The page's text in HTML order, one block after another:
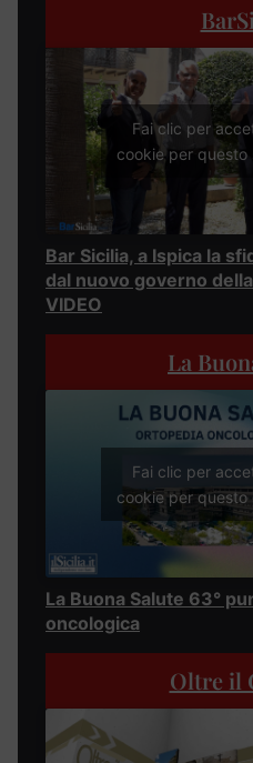
Fai clic per
cookie per questo
Bar Sicilia, a Ispica la
dal nuovo governo
VIDEO
La
Fai clic per
cookie per questo
La Buona Salute 63°
oncologica
Oltre il